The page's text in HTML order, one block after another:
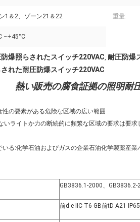
1＆2、ゾーン21＆22 重量:
~+45°C
爆照らされたスイッチ220VAC, 耐圧防爆
れた耐圧防爆スイッチ220VAC
熱い販売の腐食証拠の照明耐
の要素がある危険な区域の広い範囲
いライトか力の断続的に頻繁な区域の要求は要求
る:化学石油およびガスの企業石油化学製薬産業
GB3836.1-2000、GB3836.2-
前d e IIC T6 GB前tD A21